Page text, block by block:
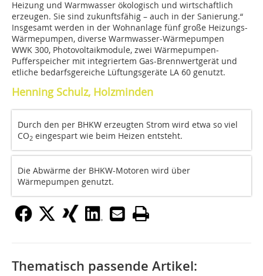
Heizung und Warmwasser ökologisch und wirtschaftlich
erzeugen. Sie sind zukunftsfähig – auch in der Sanierung.“
Insgesamt werden in der Wohnanlage fünf große Heizungs-
Wärmepumpen, diverse Warmwasser-Wärmepumpen
WWK 300, Photovoltaikmodule, zwei Wärmepumpen-
Pufferspeicher mit integriertem Gas-Brennwertgerät und
etliche bedarfsgereiche Lüftungsgeräte LA 60 genutzt.
Henning Schulz, Holzminden
Durch den per BHKW erzeugten Strom wird etwa so viel
CO2 eingespart wie beim Heizen entsteht.
Die Abwärme der BHKW-Motoren wird über
Wärmepumpen genutzt.
Thematisch passende Artikel: